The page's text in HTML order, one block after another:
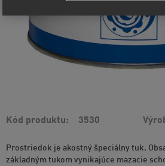
Kód produktu 3530
Prostriedok je akostný špeciálny tuk.
základným tukom vynikajúce mazacie